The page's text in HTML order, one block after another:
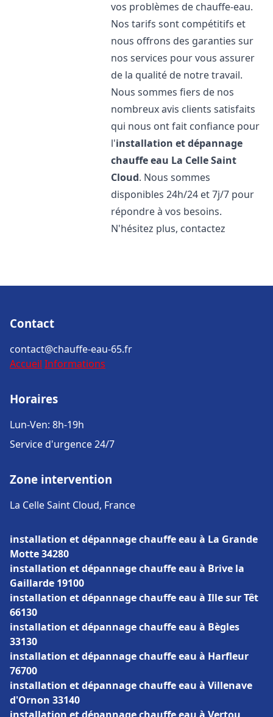
vos problèmes de chauffe-eau.
Nos tarifs sont compétitifs et
nous offrons des garanties sur
nos services pour vous assurer
de la qualité de notre travail.
Nous sommes fiers de nos
nombreux avis clients satisfaits
qui nous ont fait confiance pour
l'installation et dépannage
chauffe eau La Celle Saint
Cloud. Nous sommes
disponibles 24h/24 et 7j/7 pour
répondre à vos besoins.
N'hésitez plus, contactez
Contact
contact@chauffe-eau-65.fr
Accueil Informations
Horaires
Lun-Ven: 8h-19h
Service d'urgence 24/7
Zone intervention
La Celle Saint Cloud, France
installation et dépannage chauffe eau à La Grande
Motte 34280
installation et dépannage chauffe eau à Brive la
Gaillarde 19100
installation et dépannage chauffe eau à Ille sur Têt
66130
installation et dépannage chauffe eau à Bègles
33130
installation et dépannage chauffe eau à Harfleur
76700
installation et dépannage chauffe eau à Villenave
d'Ornon 33140